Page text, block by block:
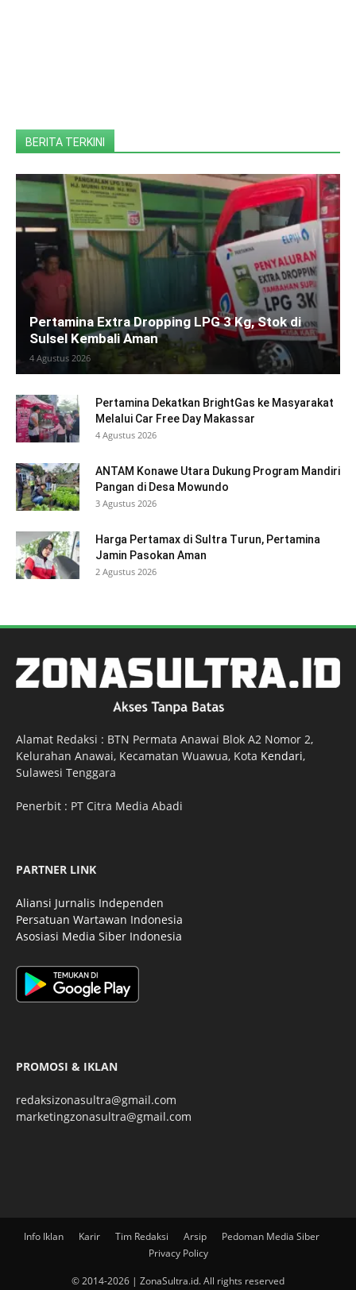
BERITA TERKINI
Pertamina Extra Dropping LPG 3 Kg, Stok di
Sulsel Kembali Aman
4 Agustus 2026
Pertamina Dekatkan BrightGas ke Masyarakat
Melalui Car Free Day Makassar
4 Agustus 2026
ANTAM Konawe Utara Dukung Program Mandiri
Pangan di Desa Mowundo
3 Agustus 2026
Harga Pertamax di Sultra Turun, Pertamina
Jamin Pasokan Aman
2 Agustus 2026
Alamat Redaksi : BTN Permata Anawai Blok A2 Nomor 2,
Kelurahan Anawai, Kecamatan Wuawua, Kota Kendari,
Sulawesi Tenggara
Penerbit : PT Citra Media Abadi
PARTNER LINK
Aliansi Jurnalis Independen
Persatuan Wartawan Indonesia
Asosiasi Media Siber Indonesia
PROMOSI & IKLAN
redaksizonasultra@gmail.com
marketingzonasultra@gmail.com
Info Iklan Karir Tim Redaksi Arsip
Pedoman Media Siber
Privacy Policy
© 2014-2026 | ZonaSultra.id. All rights reserved